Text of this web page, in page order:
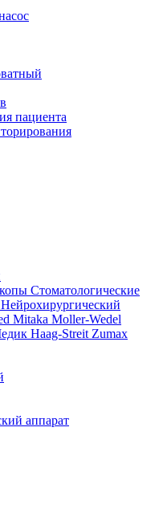
пациента
Стоматологические
Нейрохирургический
Mitaka Moller-Wedel
Haag-Streit Zumax
аппарат